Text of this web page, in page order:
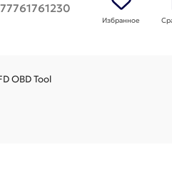
Избранное
OBD Tool